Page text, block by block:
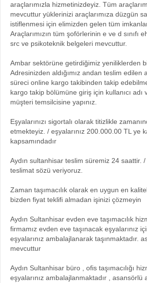
araçlarımızla hizmetinizdeyiz. Tüm
mevcuttur yüklerinizi araçlarımıza düzgün
istiflenmesi için elimizden gelen tüm
Araçlarımızın tüm şoförlerinin e ve d sınıfı
src ve psikoteknik belgeleri mevcuttur.
Ambar sektörüne getirdiğimiz yeniliklerden
Adresinizden aldığımız andan teslim edilen
süreci online kargo takibinden takip
kargo takip bölümüne giriş için kullanıcı adı
müşteri temsilcisine yapınız.
Eşyalarınızı sigortalı olarak titizlikle
etmekteyiz. / eşyalarınız 200.000.00 TL ye
kapsamındadır
Aydın sultanhisar teslim süremiz 24 saattir. /
teslimat sözü veriyoruz.
Zaman taşımacılık olarak en uygun en
bizden fiyat teklifi almadan işinizi çözmeyin
Aydın Sultanhisar evden eve taşımacılık
firmamız evden eve taşınacak eşyalarınız
eşyalarınız ambalajlanarak taşınmaktadır.
mevcuttur
Aydın Sultanhisar büro , ofis taşımacılığı
eşyalarınız ambalajlanmaktadır , asansörlü